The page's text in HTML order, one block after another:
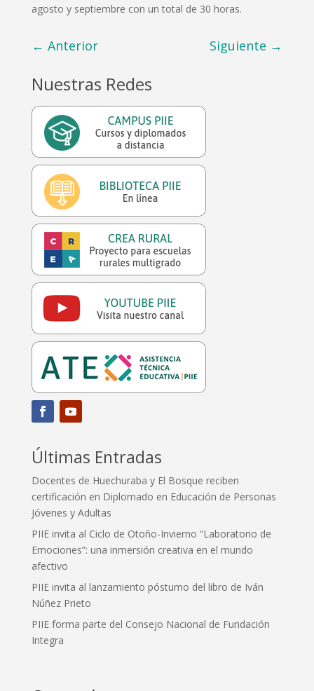
agosto y septiembre con un total de 30 horas.
← Anterior Siguiente →
Nuestras Redes
Últimas Entradas
Docentes de Huechuraba y El Bosque reciben
certificación en Diplomado en Educación de Personas
Jóvenes y Adultas
PIIE invita al Ciclo de Otoño-Invierno “Laboratorio de
Emociones”: una inmersión creativa en el mundo
afectivo
PIIE invita al lanzamiento póstumo del libro de Iván
Núñez Prieto
PIIE forma parte del Consejo Nacional de Fundación
Integra